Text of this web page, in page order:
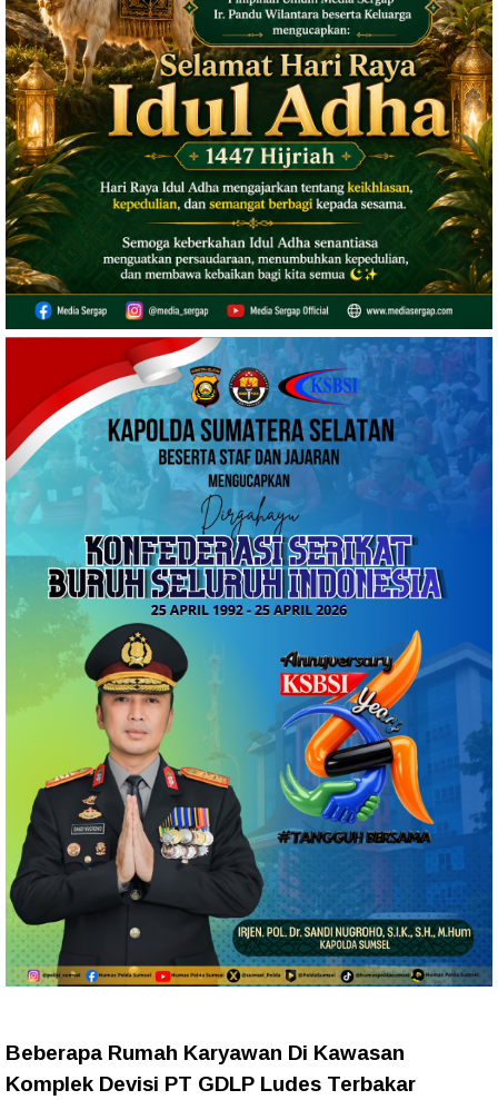
Beberapa Rumah Karyawan Di Kawasan
Komplek Devisi PT GDLP Ludes Terbakar